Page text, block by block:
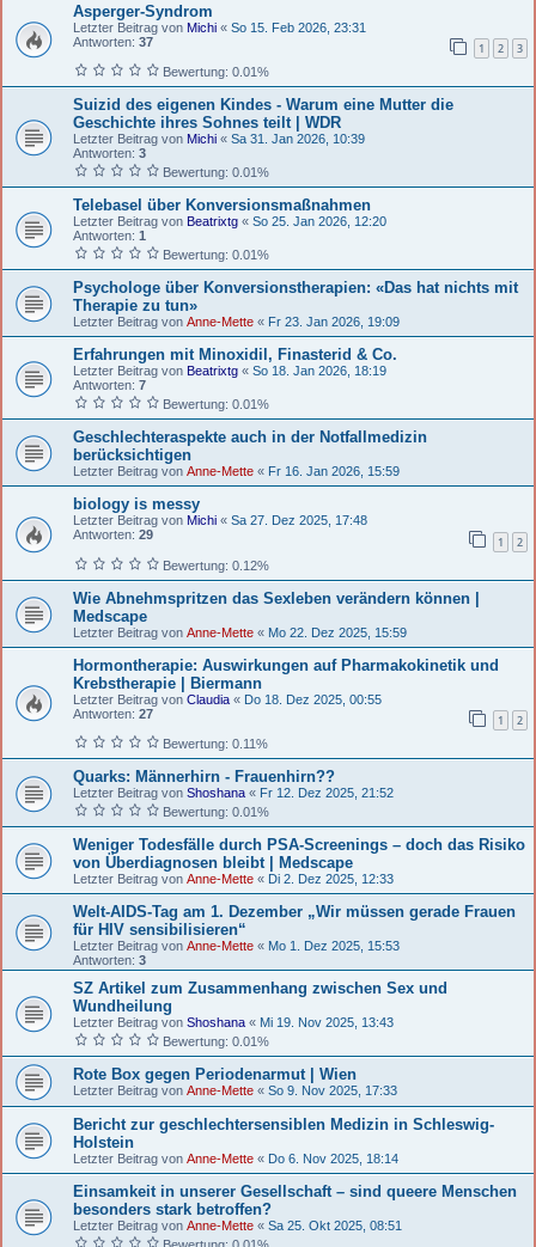
Asperger-Syndrom
Letzter Beitrag von Michi « So 15. Feb 2026, 23:31
Antworten: 37 1 2 3
Bewertung: 0.01%
Suizid des eigenen Kindes - Warum eine Mutter die
Geschichte ihres Sohnes teilt | WDR
Letzter Beitrag von Michi « Sa 31. Jan 2026, 10:39
Antworten: 3
Bewertung: 0.01%
Telebasel über Konversionsmaßnahmen
Letzter Beitrag von Beatrixtg « So 25. Jan 2026, 12:20
Antworten: 1
Bewertung: 0.01%
Psychologe über Konversionstherapien: «Das hat nichts mit
Therapie zu tun»
Letzter Beitrag von Anne-Mette « Fr 23. Jan 2026, 19:09
Erfahrungen mit Minoxidil, Finasterid & Co.
Letzter Beitrag von Beatrixtg « So 18. Jan 2026, 18:19
Antworten: 7
Bewertung: 0.01%
Geschlechteraspekte auch in der Notfallmedizin
berücksichtigen
Letzter Beitrag von Anne-Mette « Fr 16. Jan 2026, 15:59
biology is messy
Letzter Beitrag von Michi « Sa 27. Dez 2025, 17:48
Antworten: 29 1 2
Bewertung: 0.12%
Wie Abnehmspritzen das Sexleben verändern können |
Medscape
Letzter Beitrag von Anne-Mette « Mo 22. Dez 2025, 15:59
Hormontherapie: Auswirkungen auf Pharmakokinetik und
Krebstherapie | Biermann
Letzter Beitrag von Claudia « Do 18. Dez 2025, 00:55
Antworten: 27 1 2
Bewertung: 0.11%
Quarks: Männerhirn - Frauenhirn??
Letzter Beitrag von Shoshana « Fr 12. Dez 2025, 21:52
Bewertung: 0.01%
Weniger Todesfälle durch PSA-Screenings – doch das Risiko
von Überdiagnosen bleibt | Medscape
Letzter Beitrag von Anne-Mette « Di 2. Dez 2025, 12:33
Welt-AIDS-Tag am 1. Dezember „Wir müssen gerade Frauen
für HIV sensibilisieren“
Letzter Beitrag von Anne-Mette « Mo 1. Dez 2025, 15:53
Antworten: 3
SZ Artikel zum Zusammenhang zwischen Sex und
Wundheilung
Letzter Beitrag von Shoshana « Mi 19. Nov 2025, 13:43
Bewertung: 0.01%
Rote Box gegen Periodenarmut | Wien
Letzter Beitrag von Anne-Mette « So 9. Nov 2025, 17:33
Bericht zur geschlechtersensiblen Medizin in Schleswig-
Holstein
Letzter Beitrag von Anne-Mette « Do 6. Nov 2025, 18:14
Einsamkeit in unserer Gesellschaft – sind queere Menschen
besonders stark betroffen?
Letzter Beitrag von Anne-Mette « Sa 25. Okt 2025, 08:51